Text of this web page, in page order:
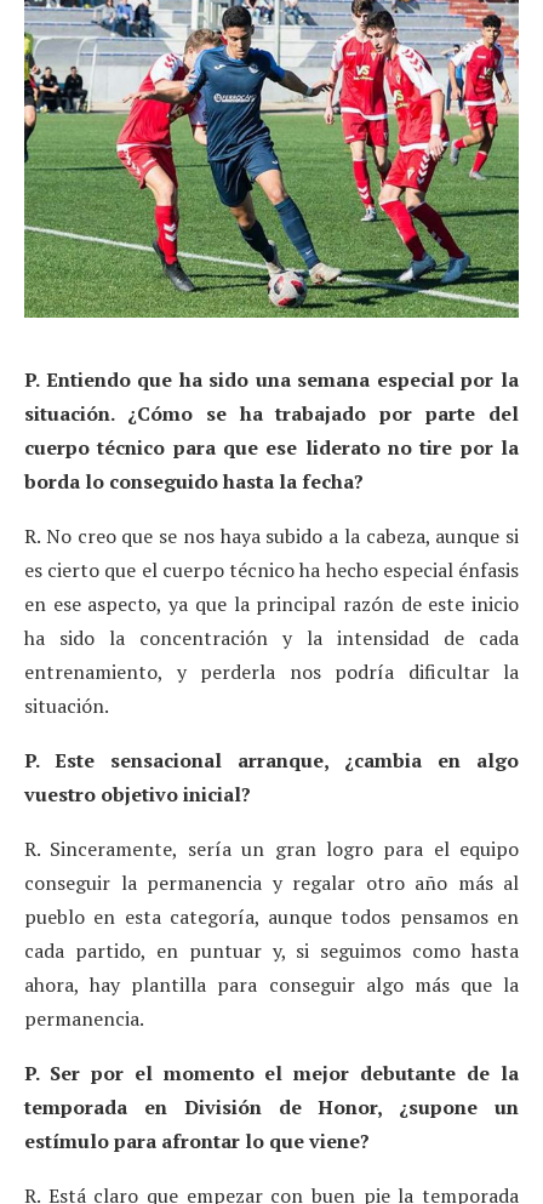
P. Entiendo que ha sido una semana especial por la
situación. ¿Cómo se ha trabajado por parte del
cuerpo técnico para que ese liderato no tire por la
borda lo conseguido hasta la fecha?
R. No creo que se nos haya subido a la cabeza, aunque si
es cierto que el cuerpo técnico ha hecho especial énfasis
en ese aspecto, ya que la principal razón de este inicio
ha sido la concentración y la intensidad de cada
entrenamiento, y perderla nos podría dificultar la
situación.
P. Este sensacional arranque, ¿cambia en algo
vuestro objetivo inicial?
R. Sinceramente, sería un gran logro para el equipo
conseguir la permanencia y regalar otro año más al
pueblo en esta categoría, aunque todos pensamos en
cada partido, en puntuar y, si seguimos como hasta
ahora, hay plantilla para conseguir algo más que la
permanencia.
P. Ser por el momento el mejor debutante de la
temporada en División de Honor, ¿supone un
estímulo para afrontar lo que viene?
R. Está claro que empezar con buen pie la temporada